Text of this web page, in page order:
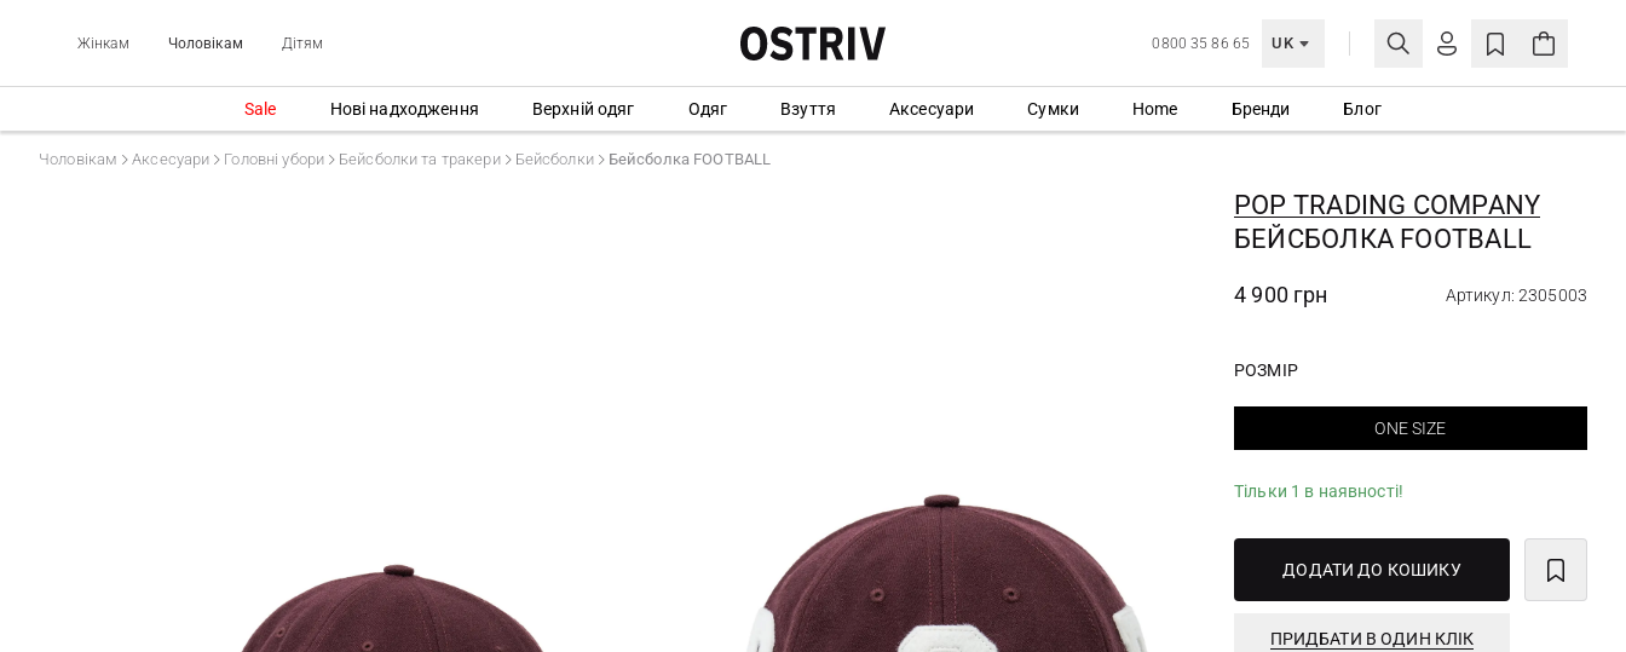
Жінкам Чоловікам Дітям 0800 35 86 65 UK
МОЯ ОБЛІКІВКА
Ще не зареєстровані?
СТВОРИТИ ОБЛІКІВКУ
Sale Нові надходження Верхній одяг Одяг Взуття Аксесуари Сумки Home Бренди Блог
Чоловікам Аксесуари Головні убори Бейсболки та тракери Бейсболки Бейсболка FOOTBALL
POP TRADING COMPANY
БЕЙСБОЛКА FOOTBALL
4 900 грн Артикул: 2305003
РОЗМІР
ONE SIZE
Тільки 1 в наявності!
ДОДАТИ ДО КОШИКУ
ПРИДБАТИ В ОДИН КЛІК